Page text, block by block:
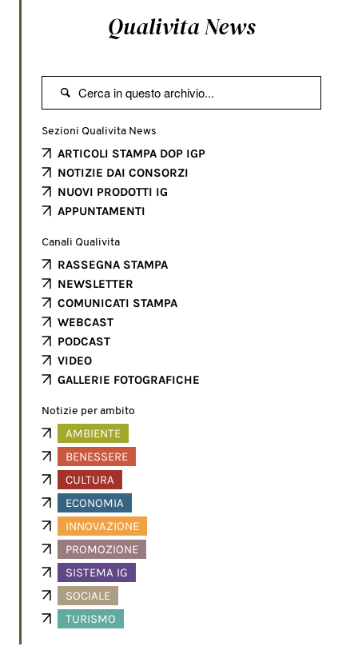
Qualivita News

Sezioni Qualivita News
ARTICOLI STAMPA DOP IGP
NOTIZIE DAI CONSORZI
NUOVI PRODOTTI IG
APPUNTAMENTI
Canali Qualivita
RASSEGNA STAMPA
NEWSLETTER
COMUNICATI STAMPA
WEBCAST
PODCAST
VIDEO
GALLERIE FOTOGRAFICHE
Notizie per ambito
AMBIENTE
BENESSERE
CULTURA
ECONOMIA
INNOVAZIONE
PROMOZIONE
SISTEMA IG
SOCIALE
TURISMO